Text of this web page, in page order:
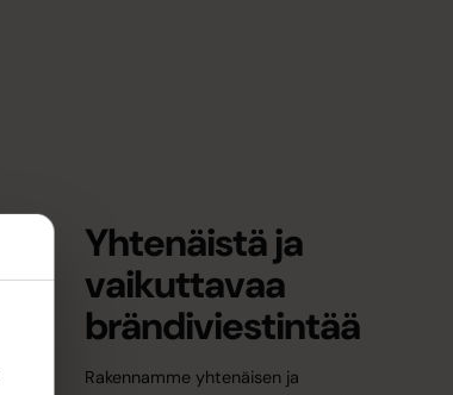
Brändi & identiteetti
Yhtenäistä ja
vaikuttavaa
brändiviestintää
Rakennamme yhtenäisen ja